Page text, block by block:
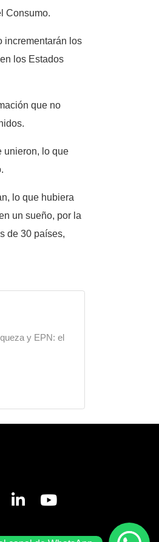
Consumo.
incrementarán los
los Estados
que no
unieron, lo que
lo que hubiera
un sueño, por la
de 30 países,
y EPN: el